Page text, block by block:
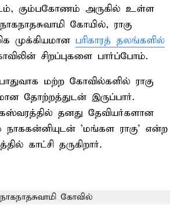
கும்பகோணம் அருகில் உள்ள
கோயில், ராகு
முக்கியமான பரிகாரத் தலங்களில்
சிறப்புகளை பார்ப்போம்.
மற்ற கோவில்களில் ராகு
தோற்றத்துடன் இருப்பார்.
தனது தேவியர்களான
நாககன்னியுடன் 'மங்கள ராகு' என்ற
காட்சி தருகிறார்.